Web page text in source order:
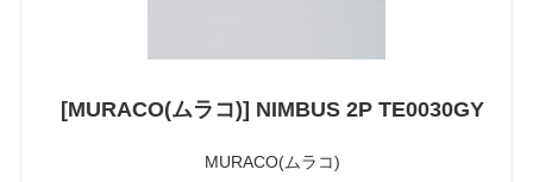
[MURACO(ムラコ)] NIMBUS 2P TE0030GY
MURACO(ムラコ)